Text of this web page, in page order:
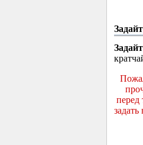
перед
задать